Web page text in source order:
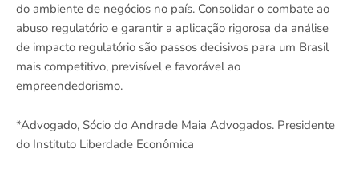
do ambiente de negócios no país. Consolidar o combate ao
abuso regulatório e garantir a aplicação rigorosa da análise
de impacto regulatório são passos decisivos para um Brasil
mais competitivo, previsível e favorável ao
empreendedorismo.
*Advogado, Sócio do Andrade Maia Advogados. Presidente
do Instituto Liberdade Econômica